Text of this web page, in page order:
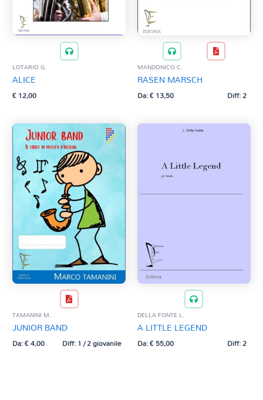
LOTARIO G.
ALICE
€12,00
MANDONICO C.
RASEN MARSCH
Da:€13,50 Diff: 2
TAMANINI M.
JUNIOR BAND
Da:€4,00 Diff: 1 / 2 giovanile
DELLA FONTE L.
A LITTLE LEGEND
Da:€55,00 Diff: 2